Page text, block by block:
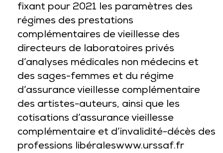
fixant pour 2021 les paramètres des
régimes des prestations
complémentaires de vieillesse des
directeurs de laboratoires privés
d’analyses médicales non médecins et
des sages-femmes et du régime
d’assurance vieillesse complémentaire
des artistes-auteurs, ainsi que les
cotisations d’assurance vieillesse
complémentaire et d’invalidité-décès des
professions libéraleswww.urssaf.fr